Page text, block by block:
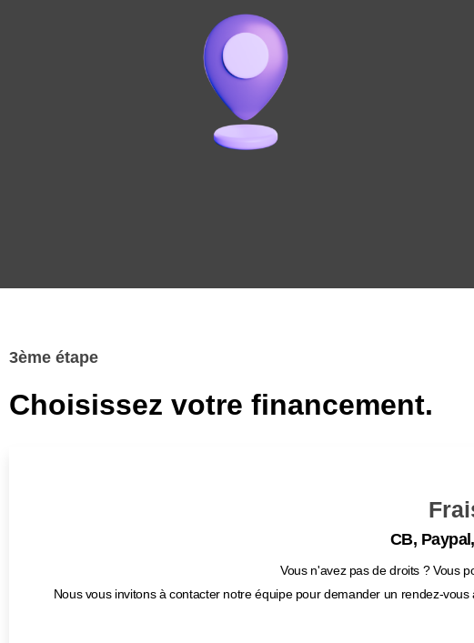
3ème étape
Choisissez votre financement.
CB,
Vous n'avez pas de droits ? Vous
Nous vous invitons à contacter notre équipe pour demander un rendez-